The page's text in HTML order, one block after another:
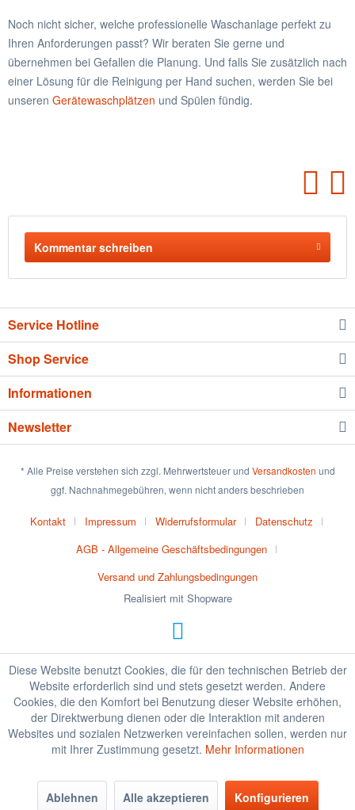
Noch nicht sicher, welche professionelle Waschanlage perfekt zu
Ihren Anforderungen passt? Wir beraten Sie gerne und
übernehmen bei Gefallen die Planung. Und falls Sie zusätzlich nach
einer Lösung für die Reinigung per Hand suchen, werden Sie bei
unseren Gerätewaschplätzen und Spülen fündig.
Kommentar schreiben
Service Hotline
Shop Service
Informationen
Newsletter
* Alle Preise verstehen sich zzgl. Mehrwertsteuer und Versandkosten und
ggf. Nachnahmegebühren, wenn nicht anders beschrieben
Kontakt Impressum Widerrufsformular
Datenschutz
AGB - Allgemeine Geschäftsbedingungen
Versand und Zahlungsbedingungen
Realisiert mit Shopware
Diese Website benutzt Cookies, die für den technischen Betrieb der
Website erforderlich sind und stets gesetzt werden. Andere
Cookies, die den Komfort bei Benutzung dieser Website erhöhen,
der Direktwerbung dienen oder die Interaktion mit anderen
Websites und sozialen Netzwerken vereinfachen sollen, werden nur
mit Ihrer Zustimmung gesetzt. Mehr Informationen
Ablehnen Alle akzeptieren Konfigurieren